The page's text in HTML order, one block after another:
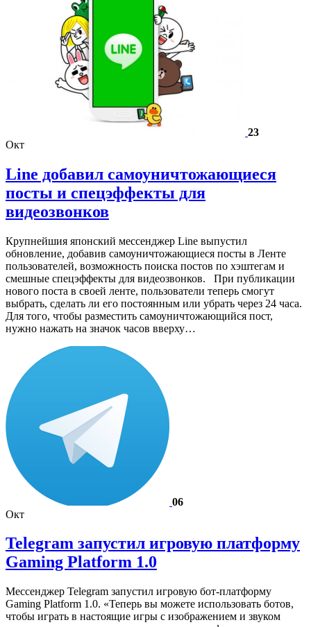
23
Окт
Line добавил самоуничтожающиеся
посты и спецэффекты для
видеозвонков
Крупнейшия японский мессенджер Line выпустил
обновление, добавив самоуничтожающиеся посты в Ленте
пользователей, возможность поиска постов по хэштегам и
смешные спецэффекты для видеозвонков. При публикации
нового поста в своей ленте, пользователи теперь смогут
выбрать, сделать ли его постоянным или убрать через 24 часа.
Для того, чтобы разместить самоуничтожающийся пост,
нужно нажать на значок часов вверху…
06
Окт
Telegram запустил игровую платформу
Gaming Platform 1.0
Мессенджер Telegram запустил игровую бот-платформу
Gaming Platform 1.0. «Теперь вы можете использовать ботов,
чтобы играть в настоящие игры с изображением и звуком